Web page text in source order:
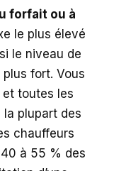
forfait ou à
le plus élevé
le niveau de
fort. Vous
toutes les
la plupart des
chauffeurs
à 55 % des